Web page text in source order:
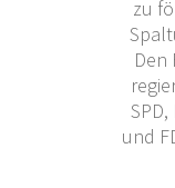
zu
Den
und